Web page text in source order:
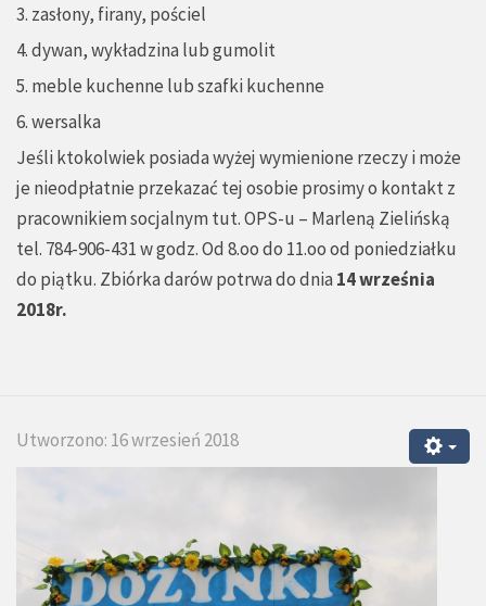
3. zasłony, firany, pościel
4. dywan, wykładzina lub gumolit
5. meble kuchenne lub szafki kuchenne
6. wersalka
Jeśli ktokolwiek posiada wyżej wymienione rzeczy i może
je nieodpłatnie przekazać tej osobie prosimy o kontakt z
pracownikiem socjalnym tut. OPS-u – Marleną Zielińską
tel. 784-906-431 w godz. Od 8.oo do 11.oo od poniedziałku
do piątku. Zbiórka darów potrwa do dnia 14 września
2018r.
Utworzono: 16 wrzesień 2018